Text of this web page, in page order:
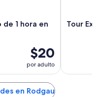
1 hora en
$20
por adulto
Tour
en Rodgau